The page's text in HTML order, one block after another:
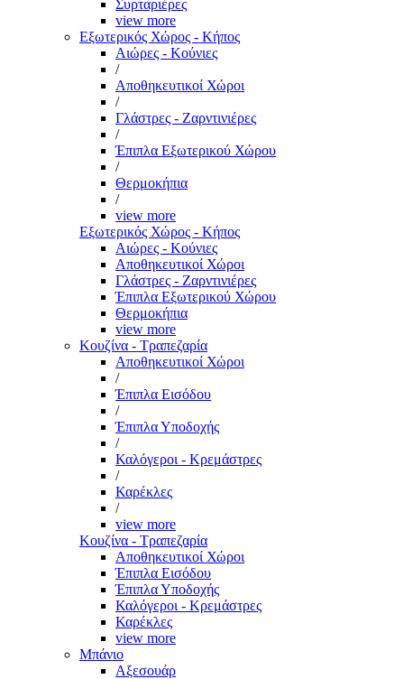
Συρταριέρες
view more
Εξωτερικός Χώρος - Κήπος
Αιώρες - Κούνιες
/
Αποθηκευτικοί Χώροι
/
Γλάστρες - Ζαρντινιέρες
/
Έπιπλα Εξωτερικού Χώρου
/
Θερμοκήπια
/
view more
Εξωτερικός Χώρος - Κήπος
Αιώρες - Κούνιες
Αποθηκευτικοί Χώροι
Γλάστρες - Ζαρντινιέρες
Έπιπλα Εξωτερικού Χώρου
Θερμοκήπια
view more
Κουζίνα - Τραπεζαρία
Αποθηκευτικοί Χώροι
/
Έπιπλα Εισόδου
/
Έπιπλα Υποδοχής
/
Καλόγεροι - Κρεμάστρες
/
Καρέκλες
/
view more
Κουζίνα - Τραπεζαρία
Αποθηκευτικοί Χώροι
Έπιπλα Εισόδου
Έπιπλα Υποδοχής
Καλόγεροι - Κρεμάστρες
Καρέκλες
view more
Μπάνιο
Αξεσουάρ